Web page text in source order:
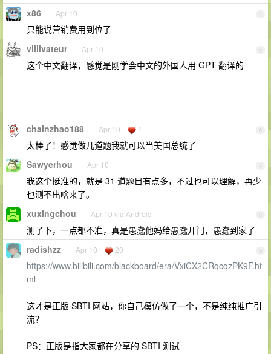
4
x86 Apr 10
只能说营销费用到位了
5
villivateur Apr 10
这个中文翻译，感觉是刚学会中文的外国人用 GPT 翻译的
6
chainzhao188 Apr 10 1
太棒了！感觉做几道题我就可以当美国总统了
7
Sawyerhou Apr 10
我这个挺准的，就是 31 道题目有点多，不过也可以理解，再少
也测不出啥来了。
8
xuxingchou Apr 10 via Android
测了下，一点都不准，真是愚蠢他妈给愚蠢开门，愚蠢到家了
9
radishzz Apr 10 20
https://www.bilibili.com/blackboard/era/VxiCX2CRqcqzPK9F.ht
ml
这才是正版 SBTI 网站，你自己模仿做了一个，不是纯纯推广引
流？
PS：正版是指大家都在分享的 SBTI 测试